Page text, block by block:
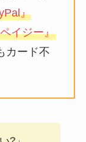
』
イジー』
カード不